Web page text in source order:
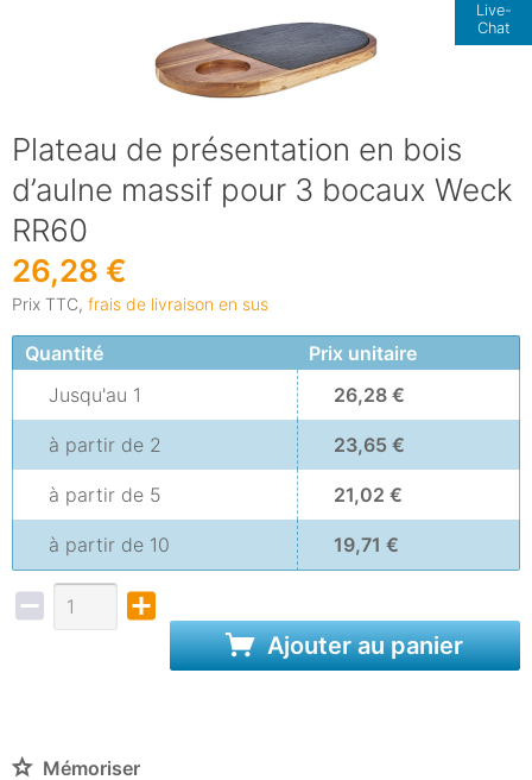
Live-
Chat
Plateau de présentation en bois
d’aulne massif pour 3 bocaux Weck
RR60
26,28 €
Prix TTC, frais de livraison en sus
Quantité
Prix unitaire
Jusqu'au 1 26,28 €
à partir de 2 23,65 €
à partir de 5 21,02 €
à partir de 10 19,71 €
Ajouter au panier
Mémoriser